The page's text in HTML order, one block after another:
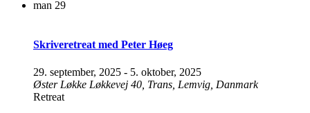
man 29
Skriveretreat med Peter Høeg
29. september, 2025 - 5. oktober, 2025
Øster Løkke Løkkevej 40, Trans, Lemvig, Danmark
Retreat